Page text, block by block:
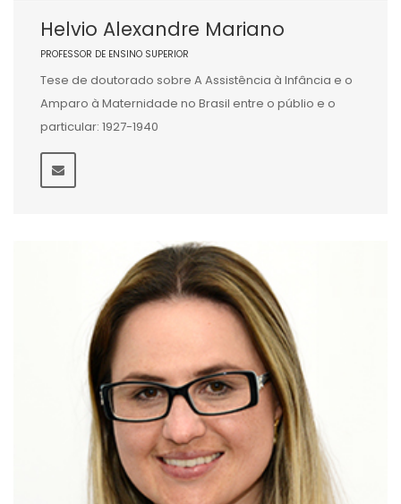
Helvio Alexandre Mariano
PROFESSOR DE ENSINO SUPERIOR
Tese de doutorado sobre A Assistência à Infância e o
Amparo à Maternidade no Brasil entre o públio e o
particular: 1927-1940